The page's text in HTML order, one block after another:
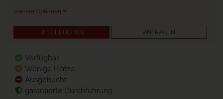
weitere Optionen
JETZT BUCHEN ANFRAGEN
Verfügbar
Wenige Plätze
Ausgebucht
garantierte Durchführung